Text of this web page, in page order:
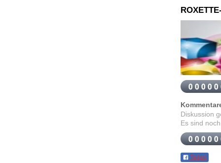
Diskussion
Es sind
Teilen